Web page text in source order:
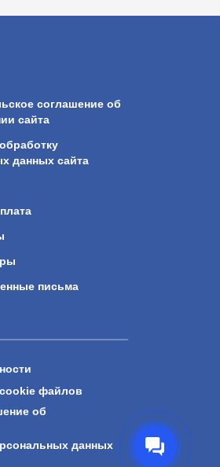
соглашение об
сайта
данных сайта
письма
файлов
об
данных